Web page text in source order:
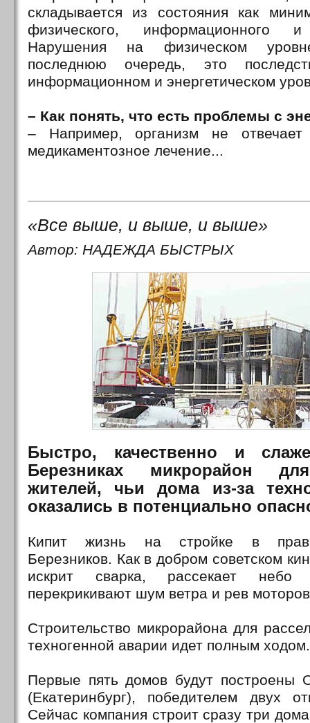
складывается из состояния как
физического, информационного и
Нарушения на физическом
последнюю очередь, это
информационном и энергетическом
– Как понять, что есть проблемы с
– Например, организм не отвечает
медикаментозное лечение...
«Все выше, и выше, и выше»
Автор: НАДЕЖДА БЫСТРЫХ
Быстро, качественно и
Березниках микрорайон
жителей, чьи дома из-за
оказались в потенциально
Кипит жизнь на стройке в
Березников. Как в добром советском
искрит сварка, рассекает
перекрикивают шум ветра и рев
Строительство микрорайона для
техногенной аварии идет полным ходом.
Первые пять домов будут
(Екатеринбург), победителем двух
Сейчас компания строит сразу три